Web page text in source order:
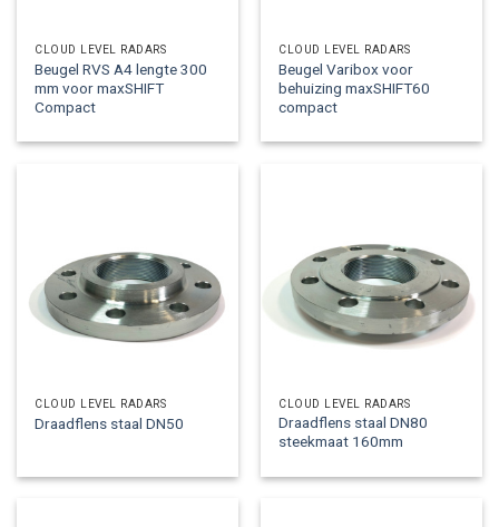
CLOUD LEVEL RADARS
Beugel RVS A4 lengte 300
mm voor maxSHIFT
Compact
CLOUD LEVEL RADARS
Beugel Varibox voor
behuizing maxSHIFT60
compact
CLOUD LEVEL RADARS
Draadflens staal DN50
CLOUD LEVEL RADARS
Draadflens staal DN80
steekmaat 160mm